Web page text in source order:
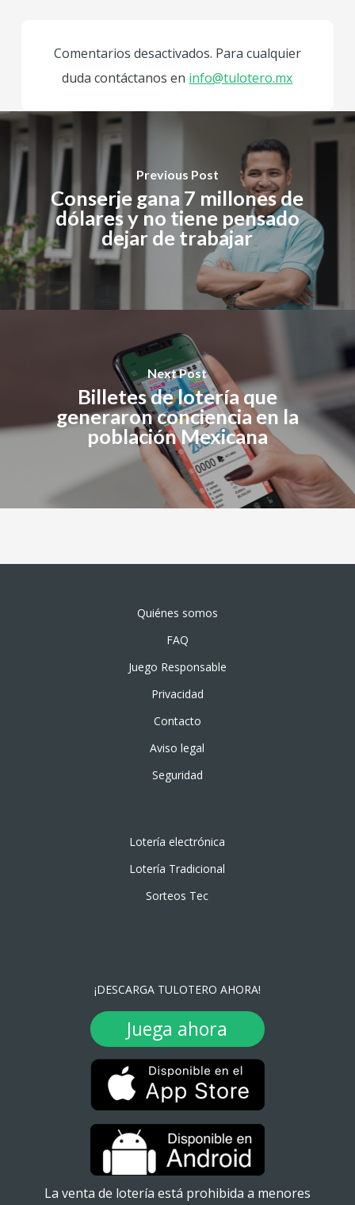
Comentarios desactivados. Para cualquier
duda contáctanos en info@tulotero.mx
Previous Post
Conserje gana 7 millones de
dólares y no tiene pensado
dejar de trabajar
Next Post
Billetes de lotería que
generaron conciencia en la
población Mexicana
Quiénes somos
FAQ
Juego Responsable
Privacidad
Contacto
Aviso legal
Seguridad
Lotería electrónica
Lotería Tradicional
Sorteos Tec
¡DESCARGA TULOTERO AHORA!
Juega ahora
La venta de lotería está prohibida a menores